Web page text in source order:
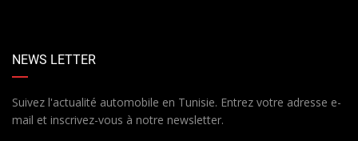
NEWS LETTER
Suivez l'actualité automobile en Tunisie. Entrez votre adresse e-
mail et inscrivez-vous à notre newsletter.